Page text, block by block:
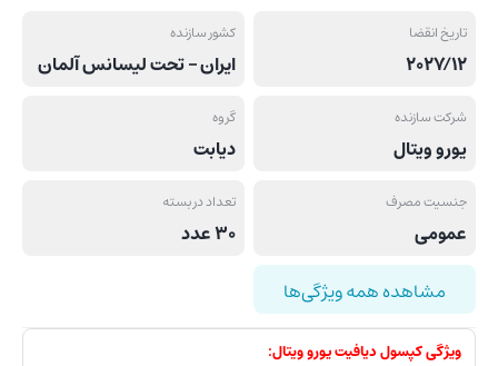
تاریخ انقضا
2027/12
کشور سازنده
ایران – تحت لیسانس آلمان
شرکت سازنده
یورو ویتال
گروه
دیابت
جنسیت مصرف
عمومی
تعداد در بسته
30 عدد
مشاهده همه ویژگی‌ها
ویژگی کپسول دیافیت یورو ویتال: